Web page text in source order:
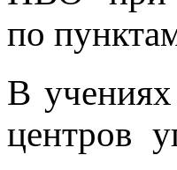
по
В
центров